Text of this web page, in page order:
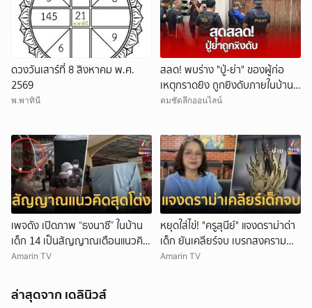
ดวงวันเสาร์ที่ 8 สิงหาคม พ.ศ.
2569
พ.พาทินี
สลด! พบร่าง "ปู่-ย่า" ของผู้ก่อ
เหตุกราดยิง ถูกยิงดับภายในบ้าน
พัก
คมชัดลึกออนไลน์
เพจดัง เปิดภาพ “ธงนาซี” ในบ้าน
เด็ก 14 เป็นสัญญาณเตือนแนวคิด
สุดโต่ง
Amarin TV
หยุดใส่ไข่! "ครูสุนีย์" แจงดราม่าด่า
เด็ก ยันเคลียร์จบ เบรกสงคราม
Gen
Amarin TV
ล่าสุดจาก เดลินิวส์